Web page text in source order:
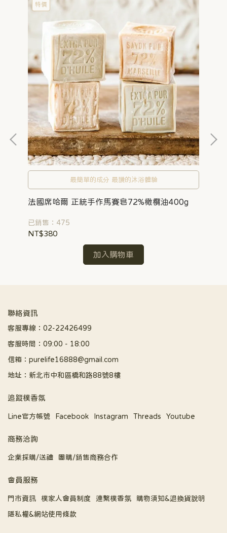
特價
最簡單的成分 最讚的沐浴體驗
法國席哈爾 正統手作馬賽皂72%橄欖油400g
已銷售：475
NT$380
加入購物車
聯絡資訊
客服專線：02-22426499
客服時間：09:00 - 18:00
信箱：purelife16888@gmail.com
地址：新北市中和區橋和路88號8樓
追蹤樸香氛
Line官方帳號 Facebook Instagram Threads Youtube
商務洽詢
企業採購/送禮 團購/銷售商務合作
會員服務
門市資訊 樸家人會員制度 連繫樸香氛
購物須知&退換貨說明
隱私權&網站使用條款